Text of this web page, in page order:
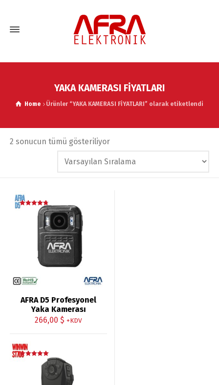
YAKA KAMERASI FİYATLARI
Home Ürünler “YAKA KAMERASI FİYATLARI” olarak etiketlendi
2 sonucun tümü gösteriliyor
5 üzerinden
AFRA D5 Profesyonel
Yaka Kamerası
266,00 $ +KDV
5 üzerinden